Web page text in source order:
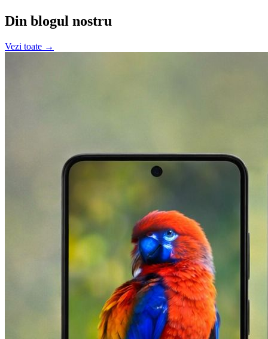
Din blogul nostru
Vezi toate →